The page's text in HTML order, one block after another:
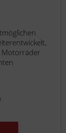
Motorräder